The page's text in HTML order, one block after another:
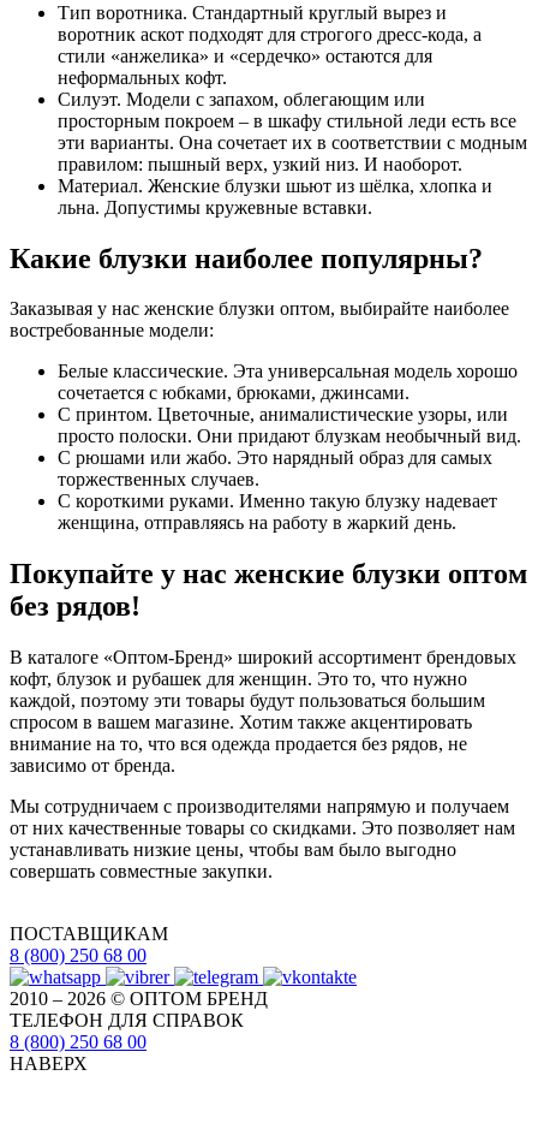
Тип воротника. Стандартный круглый вырез и
воротник аскот подходят для строгого дресс-кода, а
стили «анжелика» и «сердечко» остаются для
неформальных кофт.
Силуэт. Модели с запахом, облегающим или
просторным покроем – в шкафу стильной леди есть все
эти варианты. Она сочетает их в соответствии с модным
правилом: пышный верх, узкий низ. И наоборот.
Материал. Женские блузки шьют из шёлка, хлопка и
льна. Допустимы кружевные вставки.
Какие блузки наиболее популярны?
Заказывая у нас женские блузки оптом, выбирайте наиболее
востребованные модели:
Белые классические. Эта универсальная модель хорошо
сочетается с юбками, брюками, джинсами.
С принтом. Цветочные, анималистические узоры, или
просто полоски. Они придают блузкам необычный вид.
С рюшами или жабо. Это нарядный образ для самых
торжественных случаев.
С короткими руками. Именно такую блузку надевает
женщина, отправляясь на работу в жаркий день.
Покупайте у нас женские блузки оптом
без рядов!
В каталоге «Оптом-Бренд» широкий ассортимент брендовых
кофт, блузок и рубашек для женщин. Это то, что нужно
каждой, поэтому эти товары будут пользоваться большим
спросом в вашем магазине. Хотим также акцентировать
внимание на то, что вся одежда продается без рядов, не
зависимо от бренда.
Мы сотрудничаем с производителями напрямую и получаем
от них качественные товары со скидками. Это позволяет нам
устанавливать низкие цены, чтобы вам было выгодно
совершать совместные закупки.
ПОСТАВЩИКАМ
8 (800) 250 68 00
2010 – 2026 © ОПТОМ БРЕНД
ТЕЛЕФОН ДЛЯ СПРАВОК
8 (800) 250 68 00
НАВЕРХ